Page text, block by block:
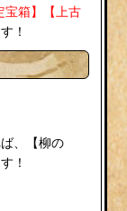
宝箱】【上古
！
、【柳の
！